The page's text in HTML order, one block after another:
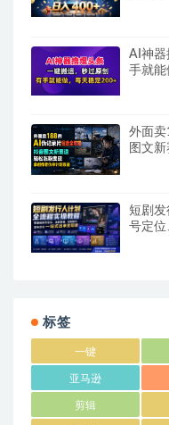
AI神器
手就能
外面
图文
短剧
号定位
标签
一键
亚马逊
剪辑